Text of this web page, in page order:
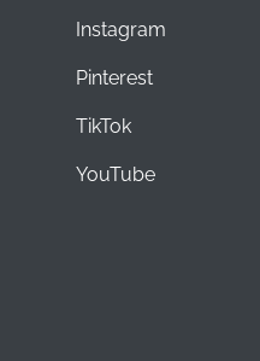
Instagram
Pinterest
TikTok
YouTube